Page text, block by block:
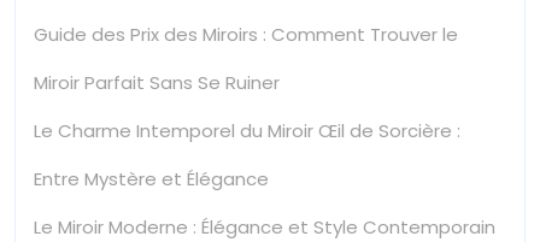
Guide des Prix des Miroirs : Comment Trouver le
Miroir Parfait Sans Se Ruiner
Le Charme Intemporel du Miroir Œil de Sorcière :
Entre Mystère et Élégance
Le Miroir Moderne : Élégance et Style Contemporain